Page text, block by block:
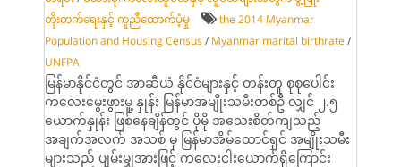
တိုးတက်ရေးနှင့် ကူညီထောက်ပံ့မှု
the 2014 Myanmar
Population and Housing Census / Myanmar marital birthrate /
UNFPA
မြန်မာနိုင်ငံတွင် အာဆီယံ နိုင်ငံများနှင့် တန်းတူ စုစုပေါင်း
ကလေးမွေးဖွားမူ့ နှုန်း မြန်မာအမျိုးသမီးတစ်ဦ လျှင် ၂.၅
ယောက်နှုန်း ဖြစ်နေချိန်တွင် ပိုမို အသေးစိတ်ကျသည့်
အချက်အလက် အသစ် မှ မြန်မာအိမ်ထောင်ရှင် အမျိုးသမီး
များသည် ပျမ်းမျှအားဖြင့် ကလေးငါးယောက်ရှိကြောင်း